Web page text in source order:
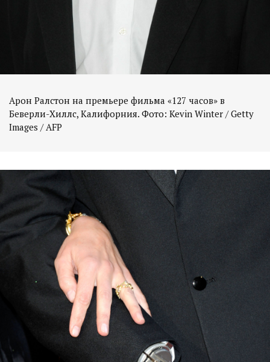
Арон Ралстон на премьере фильма «127 часов» в
Беверли-Хиллс, Калифорния. Фото: Kevin Winter / Getty
Images / AFP